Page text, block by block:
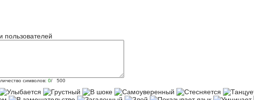
пользователей
символов: 0/ 500